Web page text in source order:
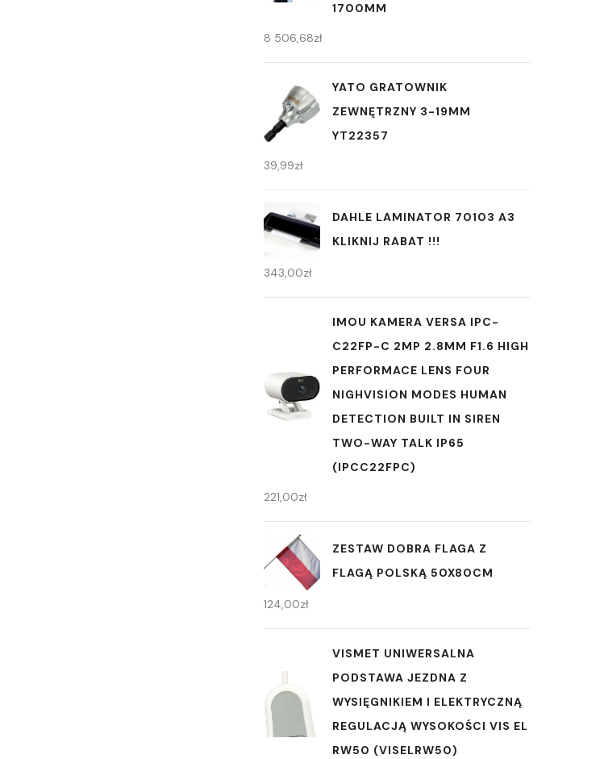
1700MM
8 506,68zł
YATO GRATOWNIK
ZEWNĘTRZNY 3-19MM
YT22357
39,99zł
DAHLE LAMINATOR 70103 A3
KLIKNIJ RABAT !!!
343,00zł
IMOU KAMERA VERSA IPC-
C22FP-C 2MP 2.8MM F1.6 HIGH
PERFORMACE LENS FOUR
NIGHVISION MODES HUMAN
DETECTION BUILT IN SIREN
TWO-WAY TALK IP65
(IPCC22FPC)
221,00zł
ZESTAW DOBRA FLAGA Z
FLAGĄ POLSKĄ 50X80CM
124,00zł
VISMET UNIWERSALNA
PODSTAWA JEZDNA Z
WYSIĘGNIKIEM I ELEKTRYCZNĄ
REGULACJĄ WYSOKOŚCI VIS EL
RW50 (VISELRW50)